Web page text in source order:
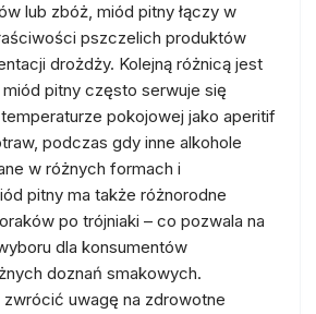
lub zbóż, miód pitny łączy w
pszczelich produktów
drożdży. Kolejną różnicą jest
pitny często serwuje się
pokojowej jako aperitif
podczas gdy inne alkohole
w różnych formach i
pitny ma także różnorodne
po trójniaki – co pozwala na
dla konsumentów
doznań smakowych.
uwagę na zdrowotne